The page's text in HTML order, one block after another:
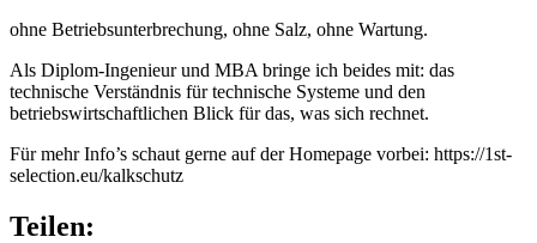
ohne Betriebsunterbrechung, ohne Salz, ohne Wartung.
Als Diplom-Ingenieur und MBA bringe ich beides mit: das
technische Verständnis für technische Systeme und den
betriebswirtschaftlichen Blick für das, was sich rechnet.
Für mehr Info’s schaut gerne auf der Homepage vorbei: https://1st-
selection.eu/kalkschutz
Teilen: